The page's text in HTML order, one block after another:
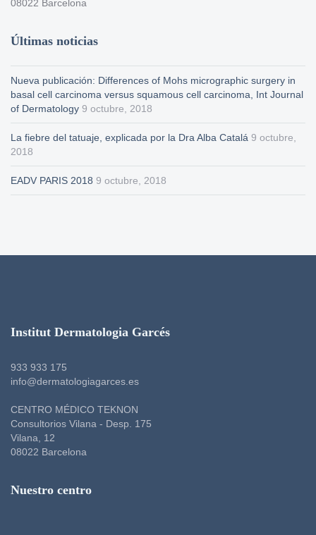
08022 Barcelona
Últimas noticias
Nueva publicación: Differences of Mohs micrographic surgery in
basal cell carcinoma versus squamous cell carcinoma, Int Journal
of Dermatology 9 octubre, 2018
La fiebre del tatuaje, explicada por la Dra Alba Catalá 9 octubre,
2018
EADV PARIS 2018 9 octubre, 2018
Institut Dermatologia Garcés
933 933 175
info@dermatologiagarces.es
CENTRO MÉDICO TEKNON
Consultorios Vilana - Desp. 175
Vilana, 12
08022 Barcelona
Nuestro centro